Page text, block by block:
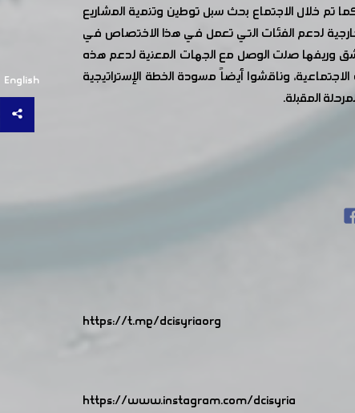
English
في سورية للعام 2022 وطرق تنظيمها وآليات الدعم، كما تم خلال الاجتماع بحث سبل توطين وتنمية المشاريع
لدعم الفئات التي تعمل في هذا الاختصاص في
وريفها صلت الوصل مع الجهات المعنية لدعم هذه
وناقشوا أيضاً مسودة الخطة الإستراتيجية
https://t.me/dcisyriaorg
https://www.instagram.com/dcisyria​